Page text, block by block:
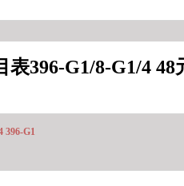
396-G1/8-G1/4 48
396-G1